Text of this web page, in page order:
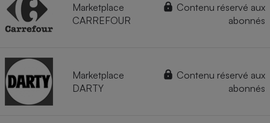
Marketplace
CARREFOUR
Contenu réservé aux
abonnés
Marketplace
DARTY
Contenu réservé aux
abonnés